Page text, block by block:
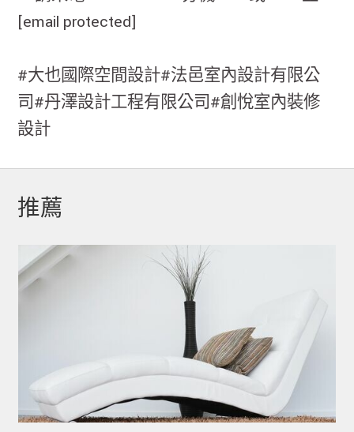
[email protected]
#大也國際空間設計#法邑室內設計有限公
司#丹澤設計工程有限公司#創悅室內裝修
設計
推薦